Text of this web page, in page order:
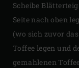
Scheibe
Seite nach oben
(wo sich zuvor
Toffee legen und
gemahlenen